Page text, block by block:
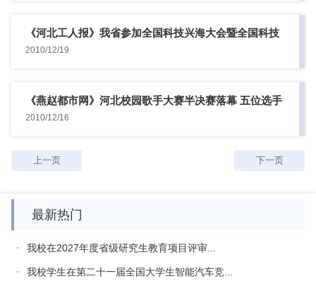
《河北工人报》我省参加全国科技兴海大会暨全国科技
兴海成果展览...
2010/12/19
《燕赵都市网》河北校园歌手大赛半决赛落幕 五位选手
进入决赛
2010/12/16
上一页 下一页
最新热门
我校在2027年度省级研究生教育项目评审...
我校学生在第二十一届全国大学生智能汽车竞...